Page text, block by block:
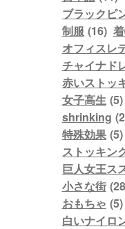
ブラックピ
制服 (16)
オフィスレ
チャイナド
赤いストッ
女子高生 (5)
shrinking
特殊効果 (5)
ストッキン
巨人女王ス
小さな街
おもちゃ (5)
白いナイロ